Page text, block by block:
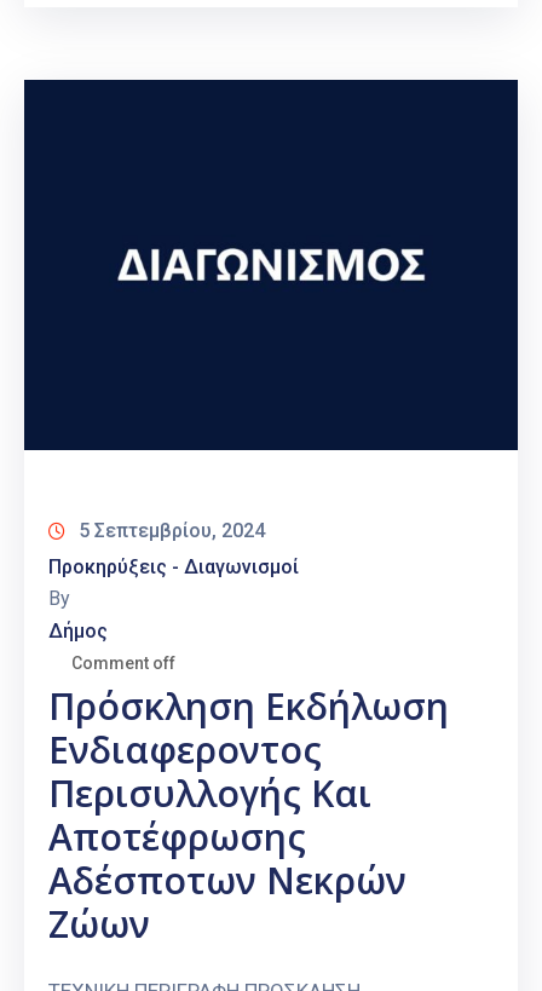
5 Σεπτεμβρίου, 2024
Προκηρύξεις - Διαγωνισμοί
By
Δήμος
Comment off
Πρόσκληση Εκδήλωση
Ενδιαφεροντος
Περισυλλογής Και
Αποτέφρωσης
Αδέσποτων Νεκρών
Ζώων